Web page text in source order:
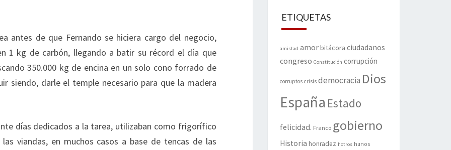
antes de que Fernando se hiciera cargo del negocio,
1 kg de carbón, llegando a batir su récord el día que
350.000 kg de encina en un solo cono forrado de
siendo, darle el temple necesario para que la madera
días dedicados a la tarea, utilizaban como frigorífico
viandas, en muchos casos a base de tencas de las
ETIQUETAS
amistad amorbitácora ciudadanos
congreso Constitución corrupción
corruptos crisis democracia Dios
España Estado
felicidad. Franco gobierno
Historia honradez hotros hunos